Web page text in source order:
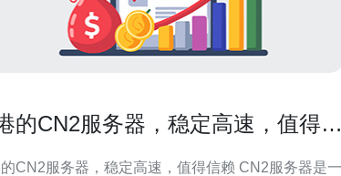
的CN2服务器，稳定高速，值得信
服务器，稳定高速，值得信赖 CN2服务器是一